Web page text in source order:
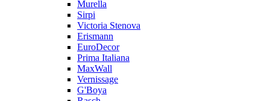
Murella
Sirpi
Victoria Stenova
Erismann
EuroDecor
Prima Italiana
MaxWall
Vernissage
G'Boya